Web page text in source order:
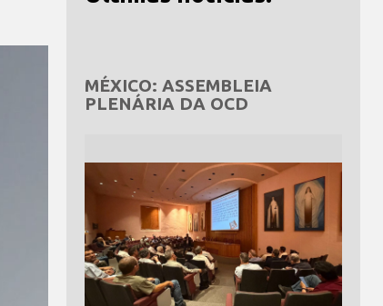
MÉXICO: ASSEMBLEIA
PLENÁRIA DA OCD